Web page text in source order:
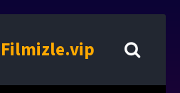
Filmizle.vip